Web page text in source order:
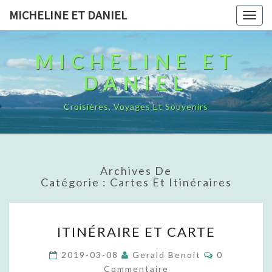
MICHELINE ET DANIEL
MICHELINE ET
DANIEL
Croisières, Voyages Et Souvenirs
Archives De
Catégorie : Cartes Et Itinéraires
T
N
ITINÉRAIRE ET CARTE
2019-03-08 Gerald Benoit
C
O
0
Commentaire